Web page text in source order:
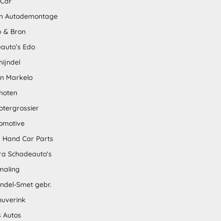
Autodemontage
& Bron
Edo
Markelo
Hand Car Parts
Schadeauto's
Smet gebr.
Autos